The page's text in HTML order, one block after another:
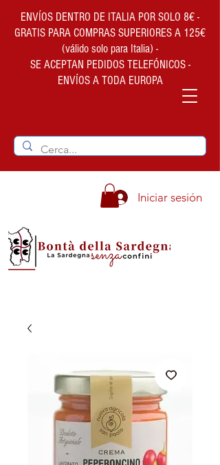
ENVÍOS DENTRO DE ITALIA POR SOLO 8€ -
GRATIS PARA COMPRAS SUPERIORES A 125€
(válido solo para Italia) -
SE ACEPTAN PEDIDOS TELEFÓNICOS -
ENVÍOS A TODA EUROPA
Iniciar sesión